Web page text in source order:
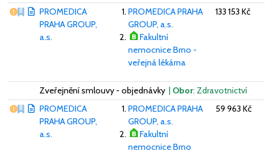
Vážný nedostatek
PROMEDICA
PRAHA GROUP,
a.s.
PROMEDICA PRAHA
GROUP, a.s.
Fakultní
nemocnice Brno -
veřejná lékárna
133 153 Kč
Zveřejnění smlouvy - objednávky | Obor: Zdravotnictví
Vážný nedostatek
PROMEDICA
PRAHA GROUP,
a.s.
PROMEDICA PRAHA
GROUP, a.s.
Fakultní
nemocnice Brno
59 963 Kč